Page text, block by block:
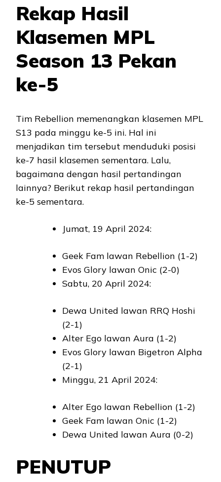
Rekap Hasil
Klasemen MPL
Season 13 Pekan
ke-5
Tim Rebellion memenangkan klasemen MPL
S13 pada minggu ke-5 ini. Hal ini
menjadikan tim tersebut menduduki posisi
ke-7 hasil klasemen sementara. Lalu,
bagaimana dengan hasil pertandingan
lainnya? Berikut rekap hasil pertandingan
ke-5 sementara.
Jumat, 19 April 2024:
Geek Fam lawan Rebellion (1-2)
Evos Glory lawan Onic (2-0)
Sabtu, 20 April 2024:
Dewa United lawan RRQ Hoshi
(2-1)
Alter Ego lawan Aura (1-2)
Evos Glory lawan Bigetron Alpha
(2-1)
Minggu, 21 April 2024:
Alter Ego lawan Rebellion (1-2)
Geek Fam lawan Onic (1-2)
Dewa United lawan Aura (0-2)
PENUTUP